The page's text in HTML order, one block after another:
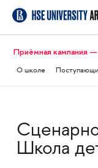
Приёмная кампания
О школе
Школа